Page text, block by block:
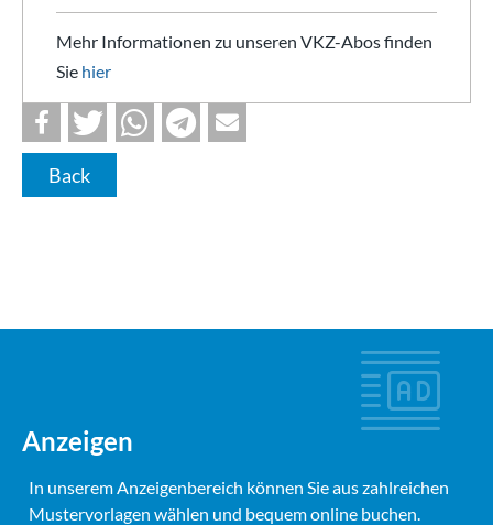
Mehr Informationen zu unseren VKZ-Abos finden
Sie hier
Back
Anzeigen
In unserem Anzeigenbereich können Sie aus zahlreichen
Mustervorlagen wählen und bequem online buchen.